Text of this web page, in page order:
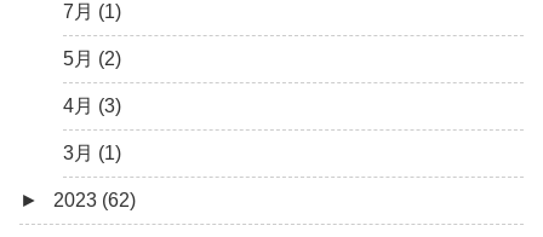
7月 (1)
5月 (2)
4月 (3)
3月 (1)
► 2023 (62)